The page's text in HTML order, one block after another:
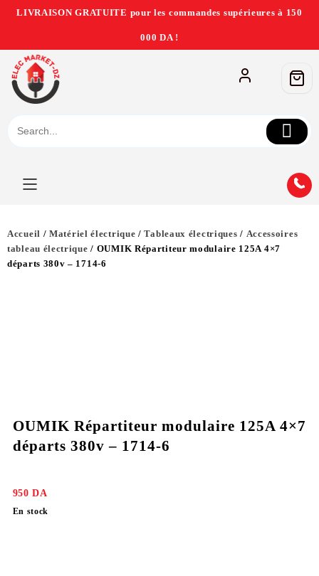
LIVRAISON GRATUITE pour les commandes supérieures à 150
000 DA !
Accueil /Matériel électrique /Tableaux électriques / Accessoires
tableau électrique / OUMIK Répartiteur modulaire 125A 4×7
départs 380v – 1714-6
OUMIK Répartiteur modulaire 125A 4×7
départs 380v – 1714-6
950DA
En stock